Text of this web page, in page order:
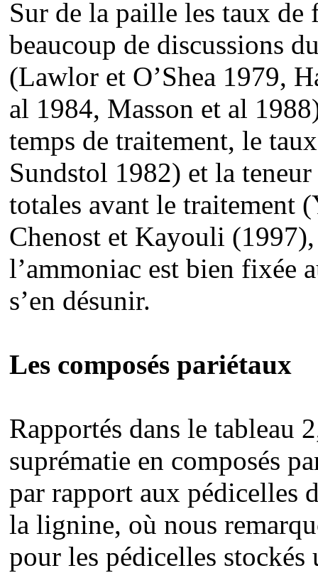
Sur de la paille les taux de
beaucoup de discussions
(Lawlor et O’Shea 1979,
al 1984, Masson et al
temps de traitement, le
Sundstol 1982) et la
totales avant le traitement
Chenost et Kayouli
l’ammoniac est bien fixée
s’en désunir.
Les composés pariétaux
Rapportés dans le tableau
suprématie en composés
par rapport aux pédicelles
la lignine, où nous
pour les pédicelles stockés